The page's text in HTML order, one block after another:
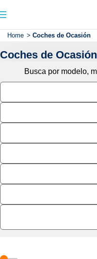
Home > Coches de Ocasión
Coches de Ocasión